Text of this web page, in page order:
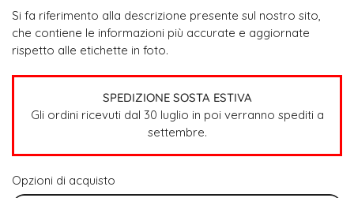
Si fa riferimento alla descrizione presente sul nostro sito,
che contiene le informazioni più accurate e aggiornate
rispetto alle etichette in foto.
SPEDIZIONE SOSTA ESTIVA
Gli ordini ricevuti dal 30 luglio in poi verranno spediti a
settembre.
Opzioni di acquisto